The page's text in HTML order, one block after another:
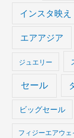
インスタ映え
エアアジア
ジュエリー
セール
ビッグセール
フィジーエアウェ